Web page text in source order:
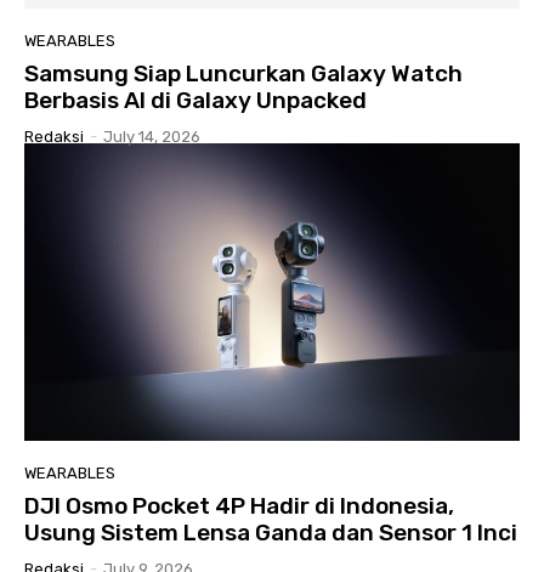
WEARABLES
Samsung Siap Luncurkan Galaxy Watch
Berbasis AI di Galaxy Unpacked
Redaksi - July 14, 2026
WEARABLES
DJI Osmo Pocket 4P Hadir di Indonesia,
Usung Sistem Lensa Ganda dan Sensor 1 Inci